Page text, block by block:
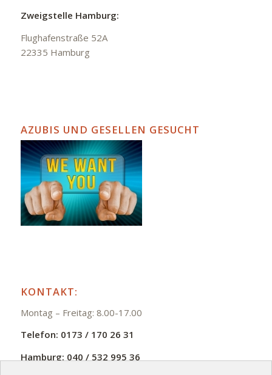
Zweigstelle Hamburg:
Flughafenstraße 52A
22335 Hamburg
AZUBIS UND GESELLEN GESUCHT
KONTAKT:
Montag – Freitag: 8.00-17.00
Telefon: 0173 / 170 26 31
Hamburg: 040 / 532 995 36